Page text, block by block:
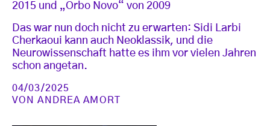
2015 und „Orbo Novo“ von 2009
Das war nun doch nicht zu erwarten: Sidi Larbi
Cherkaoui kann auch Neoklassik, und die
Neurowissenschaft hatte es ihm vor vielen Jahren
schon angetan.
04/03/2025
VONANDREA AMORT